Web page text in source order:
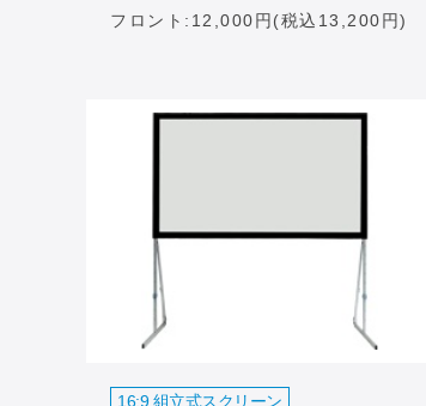
フロント:12,000円(税込13,200円)
16:9 組立式スクリーン